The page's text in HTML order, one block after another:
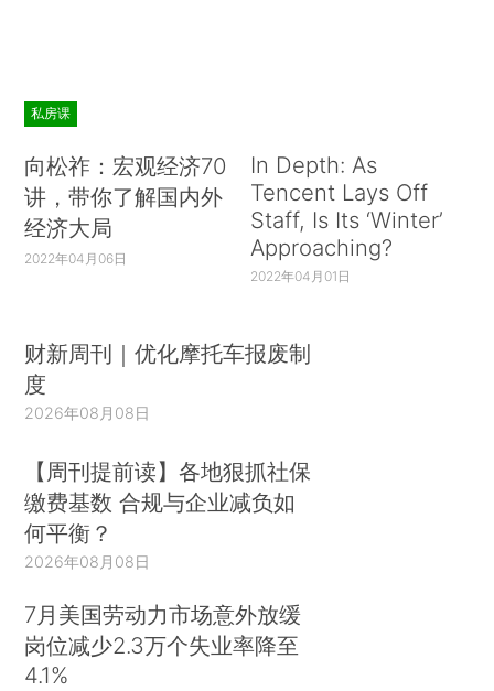
私房课
向松祚：宏观经济70
讲，带你了解国内外
经济大局
2022年04月06日
In Depth: As
Tencent Lays Off
Staff, Is Its ‘Winter’
Approaching?
2022年04月01日
财新周刊｜优化摩托车报废制
度
2026年08月08日
【周刊提前读】各地狠抓社保
缴费基数 合规与企业减负如
何平衡？
2026年08月08日
7月美国劳动力市场意外放缓
岗位减少2.3万个失业率降至
4.1%